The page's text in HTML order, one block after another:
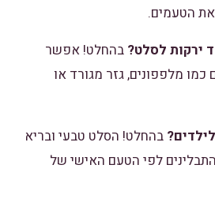
הטעמים.
ירקות לסלט? בהחלט! אפשר
מלפפונים, גזר מגורד או
בהחלט! הסלט טבעי ובריא
לפי הטעם האישי של